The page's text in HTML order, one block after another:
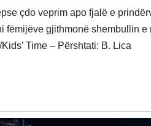
çdo veprim apo fjalë e
fëmijëve gjithmonë shembullin e
Time – Përshtati: B. Lica